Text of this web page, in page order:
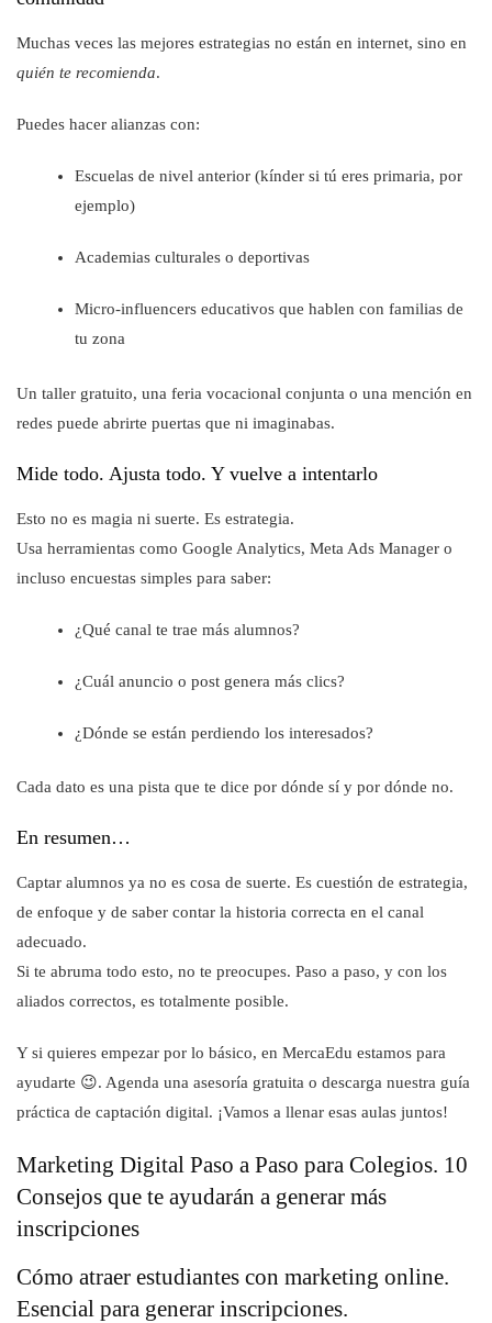
Muchas veces las mejores estrategias no están en internet, sino en
quién te recomienda.
Puedes hacer alianzas con:
Escuelas de nivel anterior (kínder si tú eres primaria, por
ejemplo)
Academias culturales o deportivas
Micro-influencers educativos que hablen con familias de
tu zona
Un taller gratuito, una feria vocacional conjunta o una mención en
redes puede abrirte puertas que ni imaginabas.
Mide todo. Ajusta todo. Y vuelve a intentarlo
Esto no es magia ni suerte. Es estrategia.
Usa herramientas como Google Analytics, Meta Ads Manager o
incluso encuestas simples para saber:
¿Qué canal te trae más alumnos?
¿Cuál anuncio o post genera más clics?
¿Dónde se están perdiendo los interesados?
Cada dato es una pista que te dice por dónde sí y por dónde no.
En resumen…
Captar alumnos ya no es cosa de suerte. Es cuestión de estrategia,
de enfoque y de saber contar la historia correcta en el canal
adecuado.
Si te abruma todo esto, no te preocupes. Paso a paso, y con los
aliados correctos, es totalmente posible.
Y si quieres empezar por lo básico, en MercaEdu estamos para
ayudarte 😉. Agenda una asesoría gratuita o descarga nuestra guía
práctica de captación digital. ¡Vamos a llenar esas aulas juntos!
Marketing Digital Paso a Paso para Colegios. 10
Consejos que te ayudarán a generar más
inscripciones
Cómo atraer estudiantes con marketing online.
Esencial para generar inscripciones.